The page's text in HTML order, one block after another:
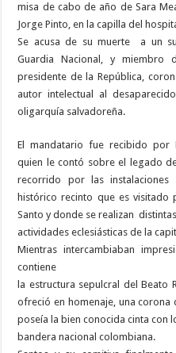
misa de cabo de año de Sara
Jorge Pinto, en la capilla del
Se acusa de su muerte
a un
Guardia Nacional, y
presidente de la República,
autor intelectual al
oligarquía salvadoreña.
El mandatario fue recibido por
quien le contó sobre el legado
recorrido por las
histórico recinto que es visitado
Santo y donde se realizan distintas
actividades eclesiásticas de la
Mientras intercambiaban
contiene
la estructura sepulcral del Beato
ofreció en homenaje, una corona
poseía la bien conocida cinta con
bandera nacional colombiana.